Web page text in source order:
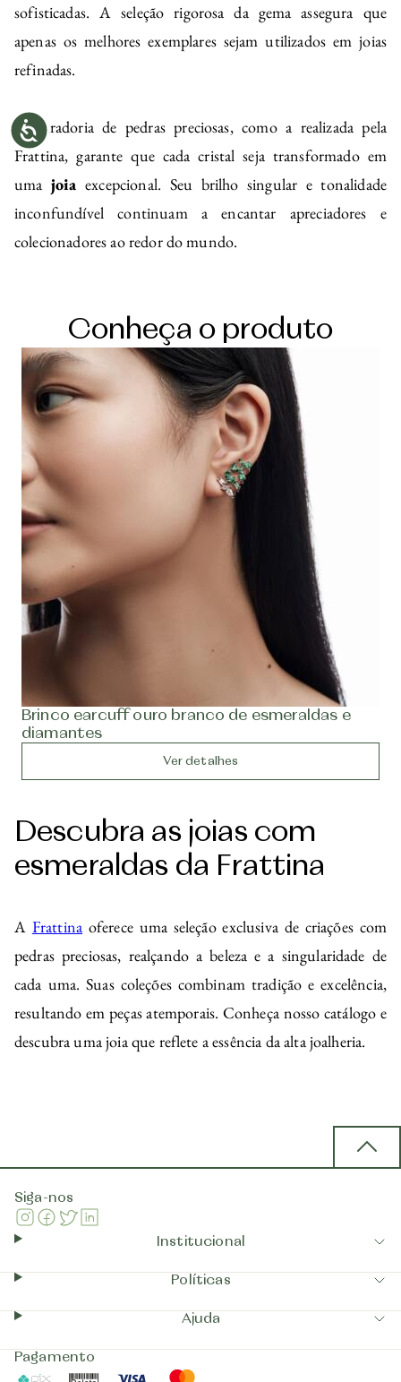
sofisticadas. A seleção rigorosa da gema assegura que
apenas os melhores exemplares sejam utilizados em joias
refinadas.
A curadoria de pedras preciosas, como a realizada pela
Frattina, garante que cada cristal seja transformado em
uma joia excepcional. Seu brilho singular e tonalidade
inconfundível continuam a encantar apreciadores e
colecionadores ao redor do mundo.
Conheça o produto
Brinco earcuff ouro branco de esmeraldas e
diamantes
Ver detalhes
Descubra as joias com
esmeraldas da Frattina
A Frattina oferece uma seleção exclusiva de criações com
pedras preciosas, realçando a beleza e a singularidade de
cada uma. Suas coleções combinam tradição e excelência,
resultando em peças atemporais. Conheça nosso catálogo e
descubra uma joia que reflete a essência da alta joalheria.
Siga-nos
Instagram
Facebook
Twitter
Institucional
Políticas
Ajuda
Pagamento
Pix Boleto Visa